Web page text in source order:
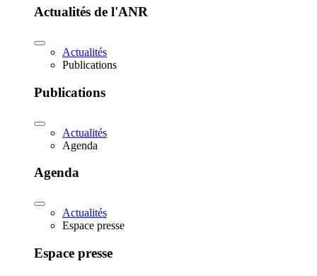
Actualités de l'ANR
Actualités
Publications
Publications
Actualités
Agenda
Agenda
Actualités
Espace presse
Espace presse